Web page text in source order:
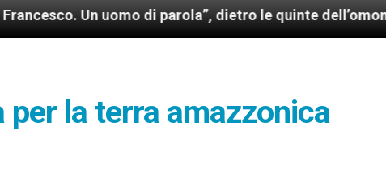
uomo di parola”, dietro le quinte dell’omonimo film di
la terra amazzonica